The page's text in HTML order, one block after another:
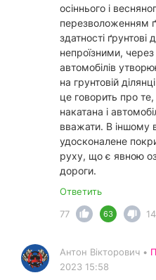
осіннього і
перезволоженням
здатності
непроїзними,
автомобілів
на грунтовій
це говорить про
накатана і
вважати. В іншому
удосконалене
руху, що є явною
дороги.
Ответить
77
63 14
Антон Вікторович •
2023 15:58